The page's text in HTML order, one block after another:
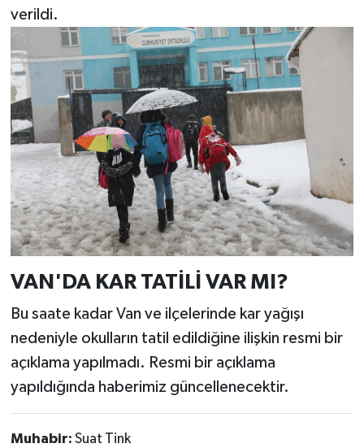
verildi.
VAN'DA KAR TATİLİ VAR MI?
Bu saate kadar Van ve ilçelerinde kar yağışı
nedeniyle okulların tatil edildiğine ilişkin resmi bir
açıklama yapılmadı. Resmi bir açıklama
yapıldığında haberimiz güncellenecektir.
Muhabir: Suat Tink